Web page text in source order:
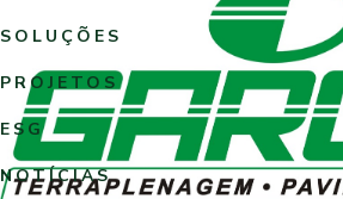
Open menu
HOME
SOBRE NÓS
SOLUÇÕES
SOLUÇÕES
PROJETOS
ESG
NOTÍCIAS